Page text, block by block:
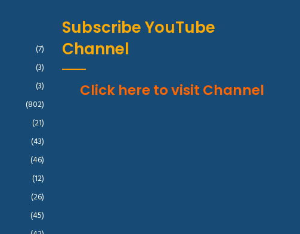
(7)
(3)
(3)
(802)
(21)
(43)
(46)
(12)
(26)
(45)
Subscribe YouTube
Channel
Click here to visit Channel